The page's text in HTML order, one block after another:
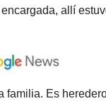
allí
familia. Es